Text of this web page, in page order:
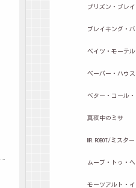
プリズン・ブレイ
ブレイキング・バ
ベイツ・モーテル
ペーパー・ハウス
ベター・コール
真夜中のミサ
MR.ROBOT/ミスタ
ムーブ・トゥ・
モーツアルト・